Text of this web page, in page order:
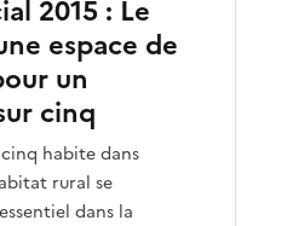
2015 : Le
espace de
un
cinq
habite dans
rural se
dans la